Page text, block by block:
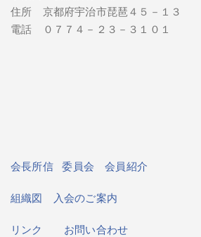
住所 京都府宇治市琵琶４５－１３
電話 ０７７４－２３－３１０１
会長所信 委員会会員紹介
組織図 入会のご案内
リンク お問い合わせ